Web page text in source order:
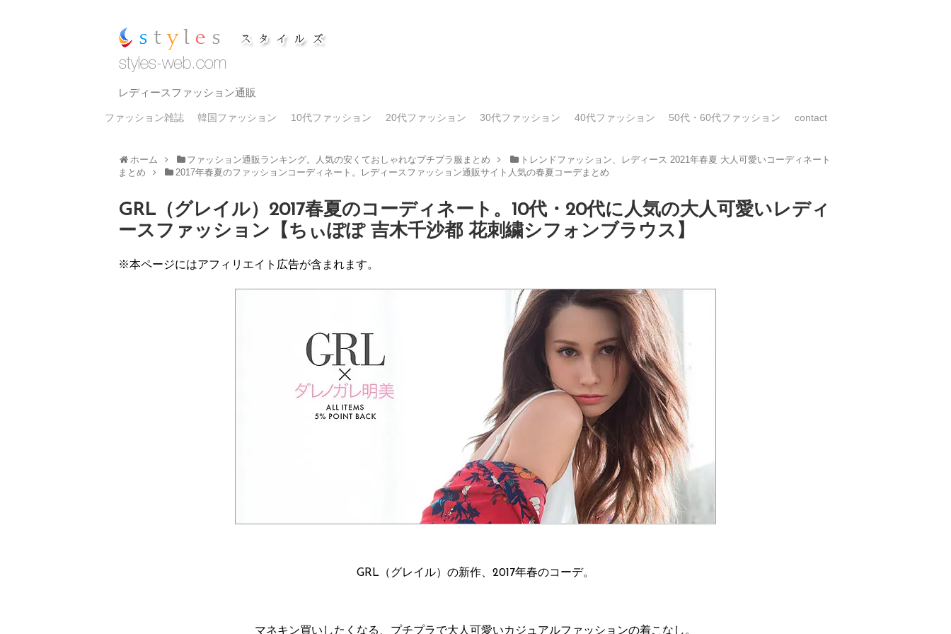
レディースファッション通販
ファッション雑誌 韓国ファッション 10代ファッション 20代ファッション 30代ファッション 40代ファッション 50代・60代ファッション contact
ホーム ファッション通販ランキング。人気の安くておしゃれなプチプラ服まとめ
トレンドファッション、レディース 2021年春夏 大人可愛いコーディネート
まとめ
2017年春夏のファッションコーディネート。レディースファッション通販サイト人気の春夏コーデまとめ
GRL（グレイル）2017春夏のコーディネート。10代・20代に人気の大人可愛いレディ
ースファッション【ちぃぽぽ 吉木千沙都 花刺繍シフォンブラウス】
※本ページにはアフィリエイト広告が含まれます。
GRL（グレイル）の新作、2017年春のコーデ。
マネキン買いしたくなる、プチプラで大人可愛いカジュアルファッションの着こなし。